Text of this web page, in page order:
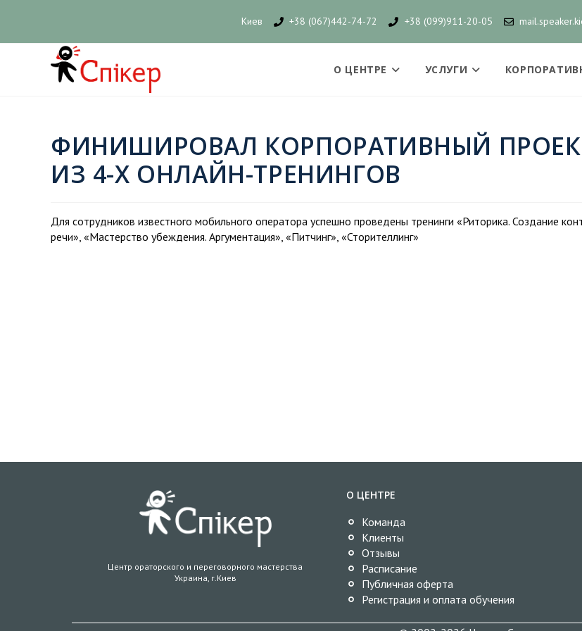
Киев +38 (067)442-74-72 +38 (099)911-20-05
О ЦЕНТРЕ УСЛУГИ
ФИНИШИРОВАЛ КОРПОРАТИВНЫЙ
ИЗ 4-Х ОНЛАЙН-ТРЕНИНГОВ
Для сотрудников известного мобильного оператора успешно проведены тренинги «Риторика. Создание
речи», «Мастерство убеждения. Аргументация», «Питчинг», «Сторителлинг»
Центр ораторского и переговорного мастерства
Украина, г.Киев
О ЦЕНТРЕ
Команда
Клиенты
Отзывы
Расписание
Публичная оферта
Регистрация и оплата обучения